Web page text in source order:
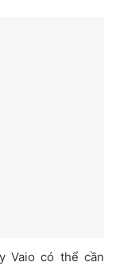
Vaio có thể cần